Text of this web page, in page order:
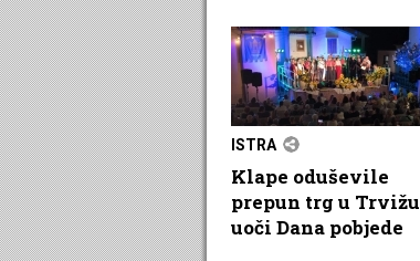
ISTRA
Klape oduševile
prepun trg u Trvižu
uoči Dana pobjede